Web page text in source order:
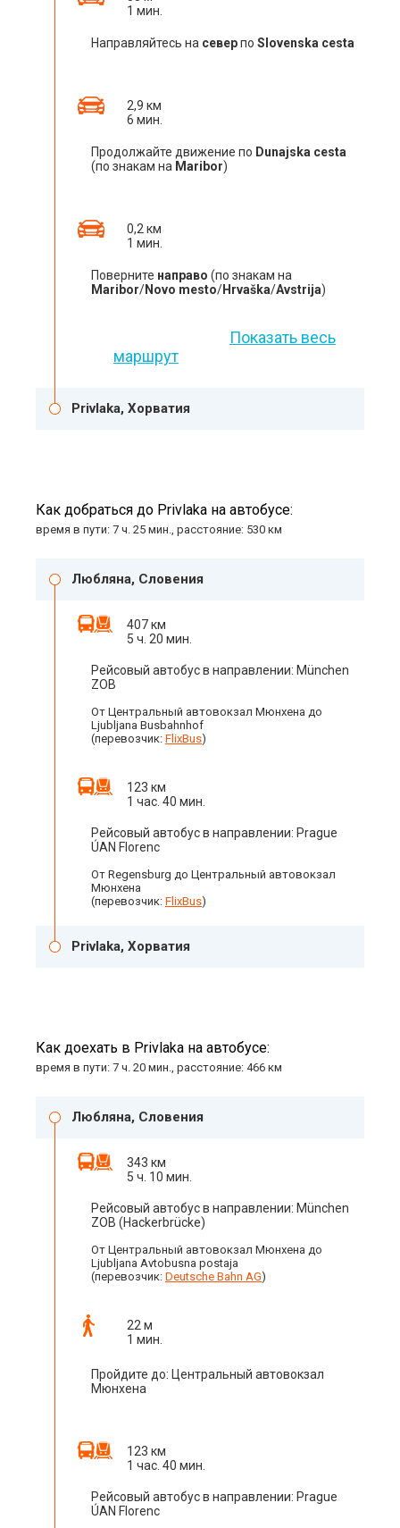
1 мин.
Направляйтесь на северпо Slovenska cesta
2,9 км
6 мин.
Продолжайте движение по Dunajska cesta
(по знакам на Maribor)
0,2 км
1 мин.
Поверните направо (по знакам на
Maribor/Novo mesto/Hrvaška/Avstrija)
Показать весь
маршрут
Privlaka, Хорватия
Как добраться до Privlaka на автобусе:
время в пути: 7 ч. 25 мин., расстояние: 530 км
Любляна, Словения
407 км
5 ч. 20 мин.
Рейсовый автобус в направлении: München
ZOB
От Центральный автовокзал Мюнхена до
Ljubljana Busbahnhof
(перевозчик: FlixBus)
123 км
1 час. 40 мин.
Рейсовый автобус в направлении: Prague
ÚAN Florenc
От Regensburg до Центральный автовокзал
Мюнхена
(перевозчик: FlixBus)
Privlaka, Хорватия
Как доехать в Privlaka на автобусе:
время в пути: 7 ч. 20 мин., расстояние: 466 км
Любляна, Словения
343 км
5 ч. 10 мин.
Рейсовый автобус в направлении: München
ZOB (Hackerbrücke)
От Центральный автовокзал Мюнхена до
Ljubljana Avtobusna postaja
(перевозчик: Deutsche Bahn AG)
22 м
1 мин.
Пройдите до: Центральный автовокзал
Мюнхена
123 км
1 час. 40 мин.
Рейсовый автобус в направлении: Prague
ÚAN Florenc